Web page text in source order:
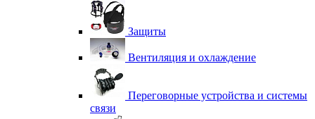
Защиты
Вентиляция и охлаждение
Переговорные устройства и системы
связи